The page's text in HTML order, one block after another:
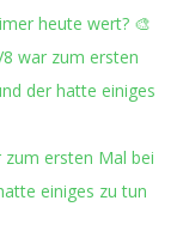
heute wert? 🎨
war zum ersten
der hatte einiges
zum ersten Mal bei
einiges zu tun